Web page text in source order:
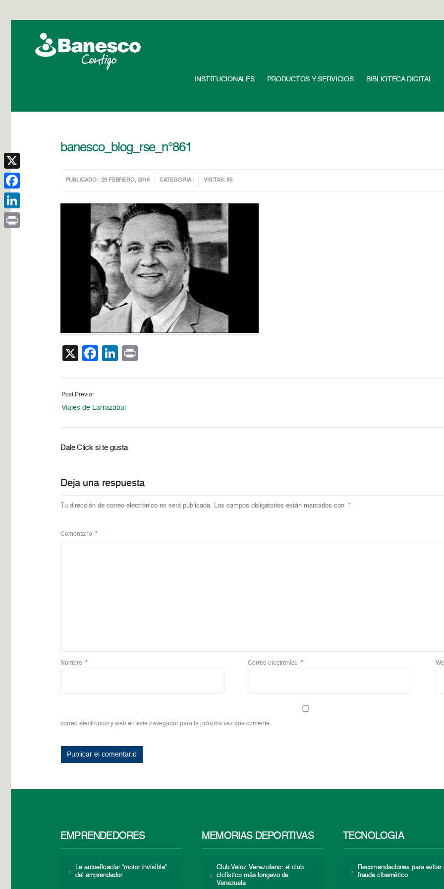
INSTITUCIONALES PRODUCTOS Y SERVICIOS BIBLIOTECA DIGITAL
banesco_blog_rse_n°861
PUBLICADO : 29 FEBRERO, 2016 CATEGORIA : VISITAS: 85
X Facebook
LinkedIn
Post Previo:
Viajes de Larrazábal
Dale Click si te gusta
Deja una respuesta
Tu dirección de correo electrónico no será publicada. Los campos obligatorios están marcados con *
Comentario *
Nombre * Correo electrónico *
correo electrónico y web en este navegador para la próxima vez que comente.
EMPRENDEDORES
La autoeficacia: “motor invisible”
del emprendedor
MEMORIAS DEPORTIVAS
Club Veloz Venezolano: el club
ciclístico más longevo de
Venezuela
TECNOLOGÍA
Recomendaciones para evitar
fraude cibernético
X
Facebook
LinkedIn